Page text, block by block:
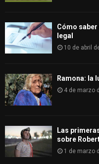
Cómo
legal
10 de abril
Ramona: la
4 de marzo
Las
sobre
1 de marzo